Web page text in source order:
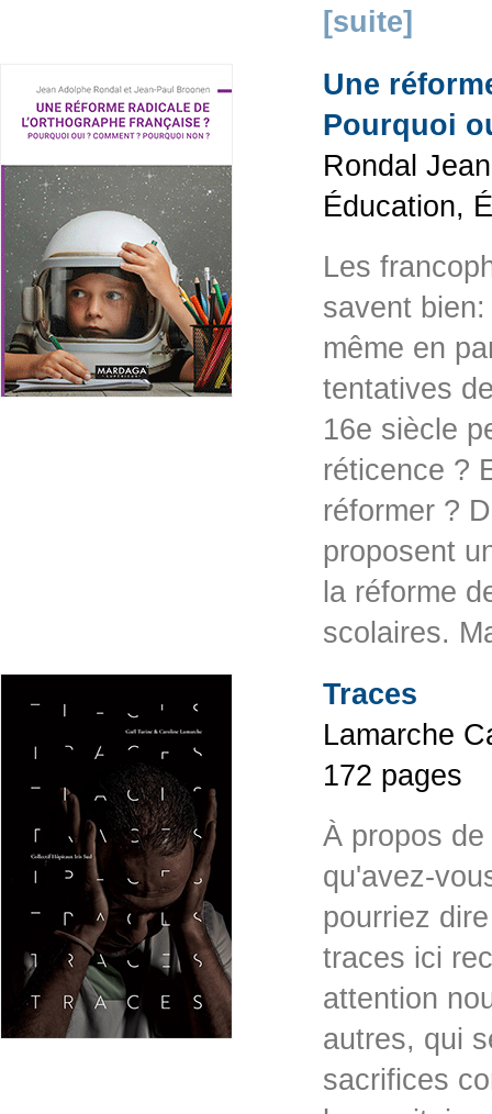
[suite]
Une
Pourquoi
Rondal
Éducation,
Les
savent
même en
tentatives
16e siècle
réticence ?
réformer ?
proposent
la réforme
scolaires.
Traces
Lamarche
172 pages
À propos
qu'avez-
pourriez
traces ici
attention
autres, qui
sacrifices